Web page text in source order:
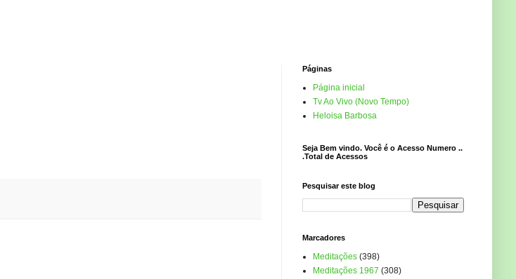
Páginas
Página inicial
Tv Ao Vivo (Novo Tempo)
Heloisa Barbosa
Seja Bem vindo. Você é o Acesso Numero ..
.Total de Acessos
Pesquisar este blog
Marcadores
Meditações (398)
Meditações 1967 (308)